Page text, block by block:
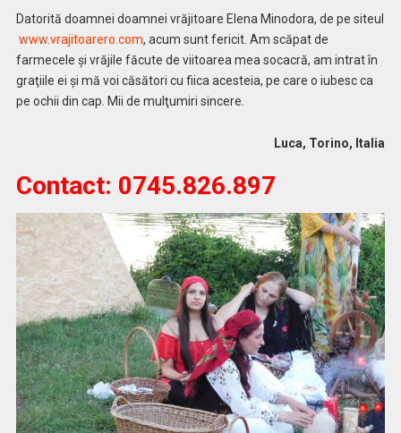
Datorită doamnei doamnei vrăjitoare Elena Minodora, de pe siteul
www.vrajitoarero.com, acum sunt fericit. Am scăpat de
farmecele și vrăjile făcute de viitoarea mea socacră, am intrat în
graţiile ei şi mă voi căsători cu fiica acesteia, pe care o iubesc ca
pe ochii din cap. Mii de mulţumiri sincere.
Luca, Torino, Italia
Contact: 0745.826.897